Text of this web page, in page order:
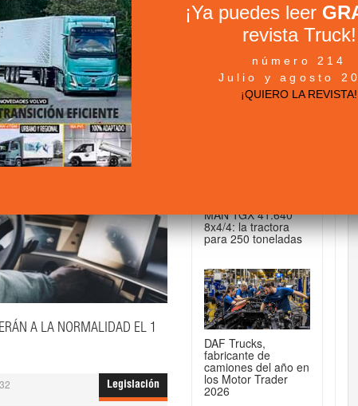
A LA NORMALIDAD EL 1
Legislación
+ NOTICIAS...
MAN TGX 41.640
8x4/4: la tractora
para 250 toneladas
DAF Trucks,
fabricante de
camiones del año en
los Motor Trader
2026
¡Ya puedes leer
revista Truck!
número 214
Julio y agosto
¡QUIERO LA REVISTA!